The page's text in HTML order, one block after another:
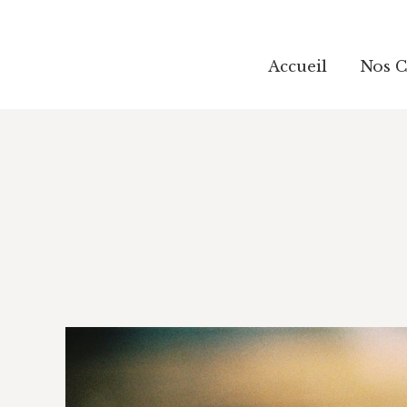
Accueil Nos
Accueil Nos